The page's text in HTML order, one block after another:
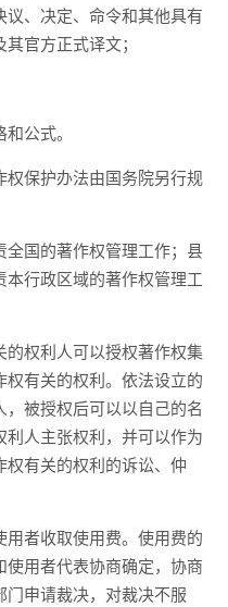
议、决定、命令和其他具有
官方正式译文；
公式。
保护办法由国务院另行规
国的著作权管理工作；县
行政区域的著作权管理工
权利人可以授权著作权集
有关的权利。依法设立的
被授权后可以以自己的名
人主张权利，并可以作为
有关的权利的诉讼、仲
者收取使用费。使用费的
用者代表协商确定，协商
申请裁决，对裁决不服